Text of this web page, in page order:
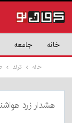
خانه جامعه
خانه ترند
هشدار زرد